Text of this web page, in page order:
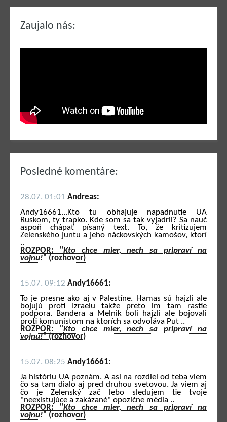
Zaujalo nás:
Posledné komentáre:
28.07. 01:01 Andreas:
Andy16661...Kto tu obhajuje napadnutie UA
Ruskom, ty trapko. Kde som sa tak vyjadril? Sa nauč
aspoň chápať písaný text. To, že kritizujem
Zelenského juntu a jeho náckovských kamošov, ktorí
..
ROZPOR: "Kto chce mier, nech sa pripraví na
vojnu!" (rozhovor)
15.07. 09:12 Andy16661:
To je presne ako aj v Palestíne. Hamas sú hajzli ale
bojujú proti Izraelu takže preto im tam rastie
podpora. Bandera a Melnik boli hajzli ale bojovali
proti komunistom na ktorích sa odvoláva Put ..
ROZPOR: "Kto chce mier, nech sa pripraví na
vojnu!" (rozhovor)
15.07. 08:25 Andy16661:
Ja históriu UA poznám. A asi na rozdiel od teba viem
čo sa tam dialo aj pred druhou svetovou. Ja viem aj
čo je Zelenský zač lebo sledujem tie tvoje
"neexistujúce a zakázané" opozične média ..
ROZPOR: "Kto chce mier, nech sa pripraví na
vojnu!" (rozhovor)